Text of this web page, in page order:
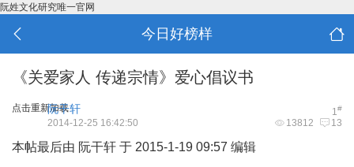
阮姓文化研究唯一官网
今日好榜样
《关爱家人 传递宗情》爱心倡议书
点击重新加载 1#
阮干轩
13812 13
2014-12-25 16:42:50
本帖最后由 阮干轩 于 2015-1-19 09:57 编辑